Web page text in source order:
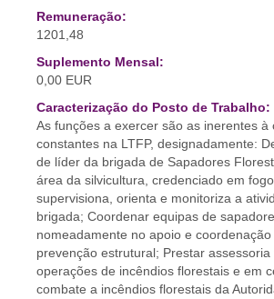
Remuneração:
1201,48
Suplemento Mensal:
0,00 EUR
Caracterização do Posto de Trabalho:
As funções a exercer são as inerentes à
constantes na LTFP, designadamente:
de líder da brigada de Sapadores
área da silvicultura, credenciado em
supervisiona, orienta e monitoriza a
brigada; Coordenar equipas de
nomeadamente no apoio e
prevenção estrutural; Prestar
operações de incêndios florestais e em
combate a incêndios florestais da